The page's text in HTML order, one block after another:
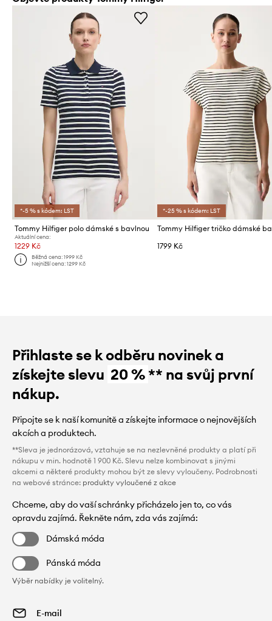
*-5 % s kódem: LST
Tommy Hilfiger polo dámské s bavlnou
Aktuální cena:
1229 Kč
Běžná cena:1999 Kč
Nejnižší cena:1299 Kč
*-25 % s kódem: LST
1799 Kč
Přihlaste se k odběru novinek a
získejte slevu 20 %** na svůj první
nákup.
Připojte se k naší komunitě a získejte informace o nejnovějších
akcích a produktech.
**Sleva je jednorázová, vztahuje se na nezlevněné produkty a platí při
nákupu v min. hodnotě 1 900 Kč. Slevu nelze kombinovat s jinými
akcemi a některé produkty mohou být ze slevy vyloučeny. Podrobnosti
na webové stránce: produkty vyloučené z akce
Chceme, aby do vaší schránky přicházelo jen to, co vás
opravdu zajímá. Řekněte nám, zda vás zajímá:
Dámská móda
Pánská móda
Výběr nabídky je volitelný.